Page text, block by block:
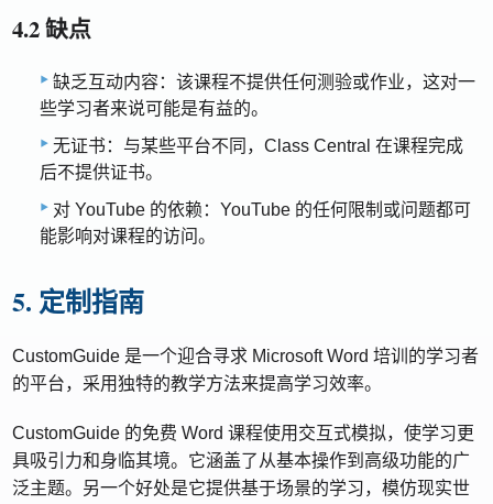
4.2 缺点
缺乏互动内容：该课程不提供任何测验或作业，这对一
些学习者来说可能是有益的。
无证书：与某些平台不同，Class Central 在课程完成
后不提供证书。
对 YouTube 的依赖：YouTube 的任何限制或问题都可
能影响对课程的访问。
5. 定制指南
CustomGuide 是一个迎合寻求 Microsoft Word 培训的学习者
的平台，采用独特的教学方法来提高学习效率。
CustomGuide 的免费 Word 课程使用交互式模拟，使学习更
具吸引力和身临其境。它涵盖了从基本操作到高级功能的广
泛主题。另一个好处是它提供基于场景的学习，模仿现实世